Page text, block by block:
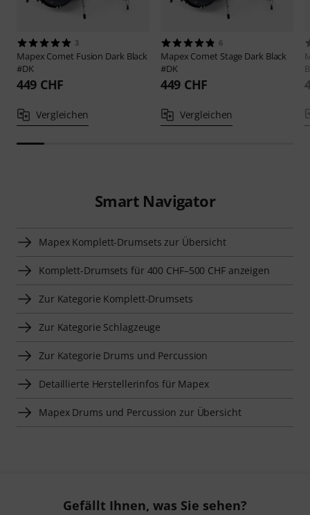
3
Mapex Comet Fusion Dark Black
#DK
449 CHF
Vergleichen
6
Mapex Comet Stage Dark Black
#DK
449 CHF
Vergleichen
Smart Navigator
Mapex Komplett-Drumsets zur Übersicht
Komplett-Drumsets für 400 CHF–500 CHF anzeigen
Zur Kategorie Komplett-Drumsets
Zur Kategorie Schlagzeuge
Zur Kategorie Drums und Percussion
Detaillierte Herstellerinfos für Mapex
Mapex Drums und Percussion zur Übersicht
Gefällt Ihnen, was Sie sehen?